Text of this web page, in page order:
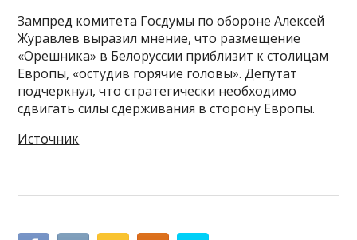
Зампред комитета Госдумы по обороне Алексей
Журавлев выразил мнение, что размещение
«Орешника» в Белоруссии приблизит к столицам
Европы, «остудив горячие головы». Депутат
подчеркнул, что стратегически необходимо
сдвигать силы сдерживания в сторону Европы.
Источник